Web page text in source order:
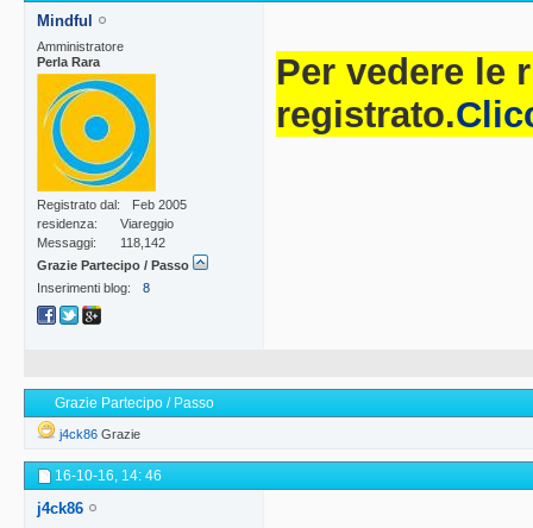
Mindful
Amministratore
Perla Rara
Registrato dal
Feb 2005
residenza
Viareggio
Messaggi
118,142
Grazie Partecipo / Passo
Inserimenti blog
8
Per vedere le
registrato.
Grazie Partecipo / Passo
j4ck86 Grazie
16-10-16, 14: 46
j4ck86